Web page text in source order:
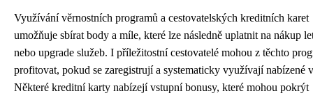
Využívání věrnostních programů a cestovatelských kreditních karet
umožňuje sbírat body a míle, které lze následně uplatnit na nákup
nebo upgrade služeb. I příležitostní cestovatelé mohou z těchto
profitovat, pokud se zaregistrují a systematicky využívají nabízené
Některé kreditní karty nabízejí vstupní bonusy, které mohou pokrýt